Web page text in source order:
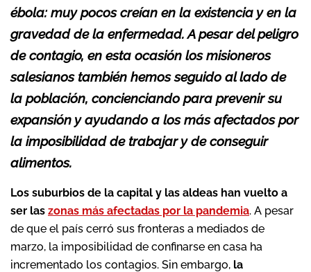
ébola: muy pocos creían en la existencia y en la
gravedad de la enfermedad. A pesar del peligro
de contagio, en esta ocasión los misioneros
salesianos también hemos seguido al lado de
la población, concienciando para prevenir su
expansión y ayudando a los más afectados por
la imposibilidad de trabajar y de conseguir
alimentos.
Los suburbios de la capital y las aldeas han vuelto a
ser las zonas más afectadas por la pandemia. A pesar
de que el país cerró sus fronteras a mediados de
marzo, la imposibilidad de confinarse en casa ha
incrementado los contagios. Sin embargo, la